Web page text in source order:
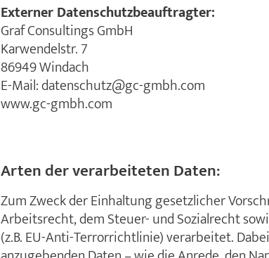
Externer Datenschutzbeauftragter:
Graf Consultings GmbH
Karwendelstr. 7
86949 Windach
E-Mail: datenschutz@gc-gmbh.com
www.gc-gmbh.com
Arten der verarbeiteten Daten:
Zum Zweck der Einhaltung gesetzlicher
Arbeitsrecht, dem Steuer- und Sozialrecht
(z.B. EU-Anti-Terrorrichtlinie) verarbeitet.